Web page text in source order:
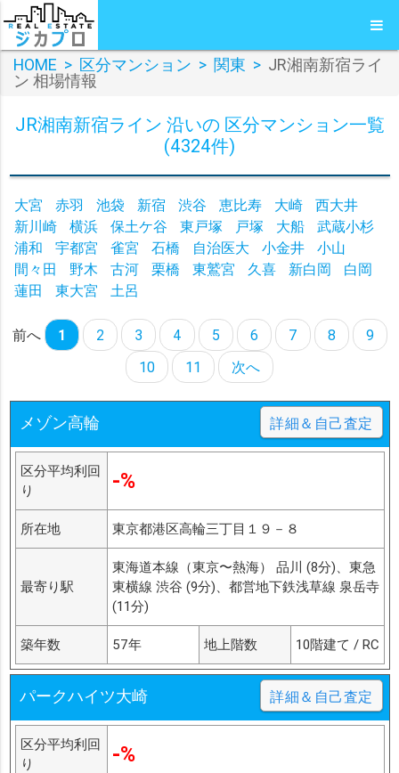
HOME > 区分マンション > 関東 > JR湘南新宿ライ
ン 相場情報
JR湘南新宿ライン 沿いの 区分マンション一覧
(4324件)
大宮 赤羽 池袋 新宿 渋谷 恵比寿 大崎
西大井
新川崎
横浜 保土ケ谷 東戸塚 戸塚 大船
武蔵小杉
浦和
宇都宮 雀宮 石橋 自治医大 小金井
小山
間々田
野木 古河 栗橋 東鷲宮 久喜 新白岡
白岡
蓮田
東大宮 土呂
前へ 1 2 3 4 5 6 7 8
9
10
11 次へ
メゾン高輪 詳細＆自己査定
区分平均利回
り
-%
所在地 東京都港区高輪三丁目１９－８
最寄り駅
東海道本線（東京〜熱海） 品川 (8分)、東急
東横線 渋谷 (9分)、都営地下鉄浅草線 泉岳寺
(11分)
築年数 57年 地上階数 10階建て / RC
パークハイツ大崎 詳細＆自己査定
区分平均利回
り
-%